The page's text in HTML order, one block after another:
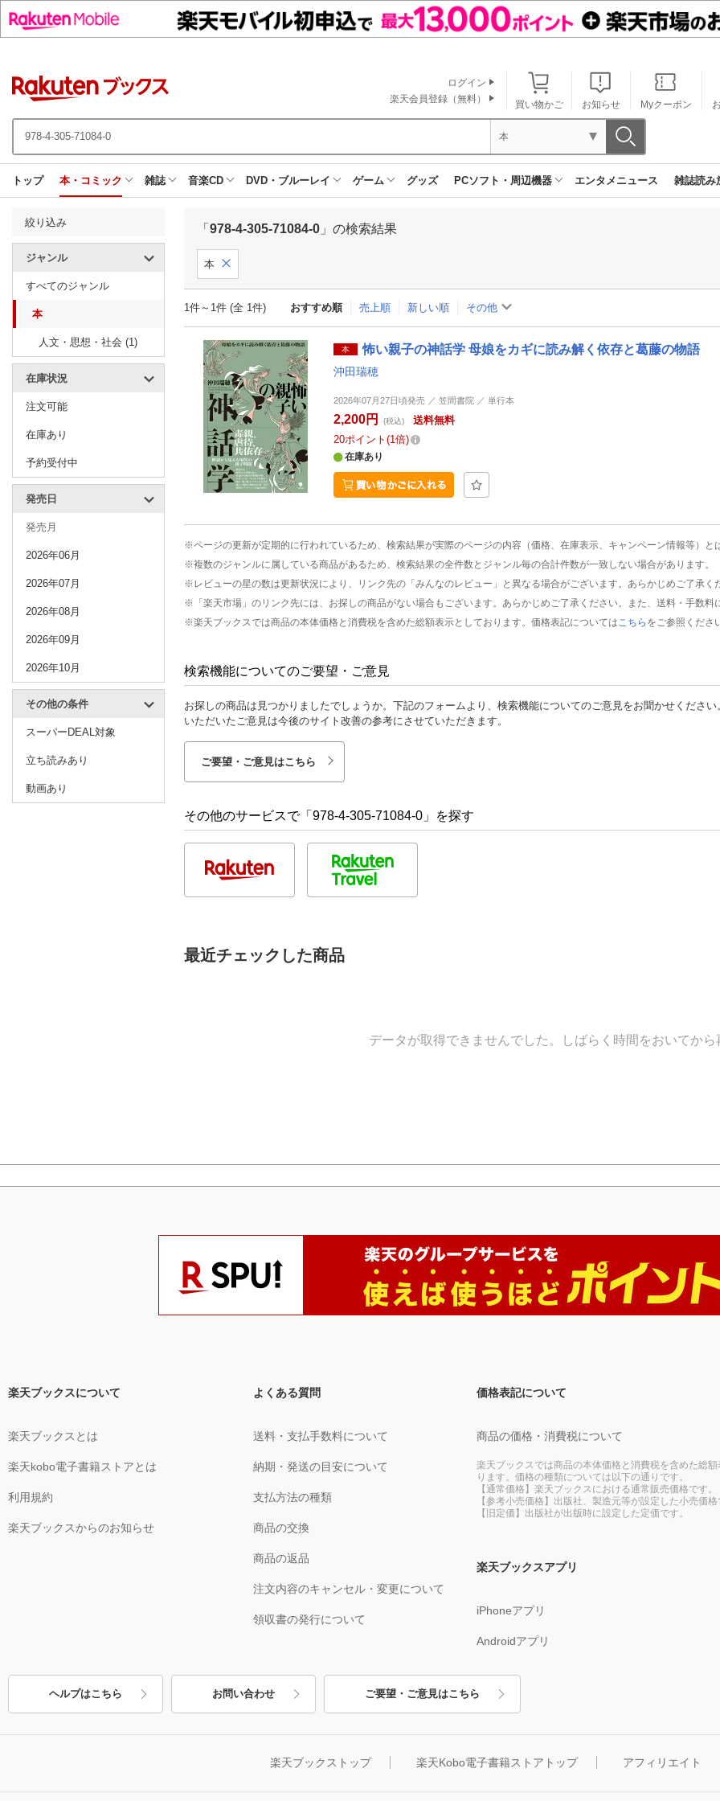
買い物かご お知らせ Myクーポン
ログイン
楽天会員登録（無料）
本
トップ 本・コミック 雑誌 音楽CD DVD・ブルーレイ ゲーム グッズ PCソフト・周辺機器 エンタメニュース 雑誌読み
絞り込み
ジャンル
すべてのジャンル
本
人文・思想・社会 (1)
在庫状況
注文可能
在庫あり
予約受付中
発売日
発売月
2026年06月
2026年07月
2026年08月
2026年09月
2026年10月
その他の条件
スーパーDEAL対象
立ち読みあり
動画あり
「 978-4-305-71084-0 」の検索結果
本
1件～1件 (全 1件) おすすめ順 売上順 新しい順 その他
本 怖い親子の神話学 母娘をカギに読み解く依存と葛藤の物語
沖田瑞穂
2026年07月27日頃発売 ／ 笠間書院 ／ 単行本
2,200円 (税込)
送料無料
20ポイント 1倍
在庫あり
※ページの更新が定期的に行われているため、検索結果が実際のページの内容（価格、在庫表示、キャンペーン情報等）と
※複数のジャンルに属している商品があるため、検索結果の全件数とジャンル毎の合計件数が一致しない場合があります。
※レビューの星の数は更新状況により、リンク先の「みんなのレビュー」と異なる場合がございます。あらかじめご了承く
※「楽天市場」のリンク先には、お探しの商品がない場合もございます。あらかじめご了承ください。また、送料・手数料
※楽天ブックスでは商品の本体価格と消費税を含めた総額表示としております。価格表記については こちら をご参照くださ
検索機能についてのご要望・ご意見
お探しの商品は見つかりましたでしょうか。下記のフォームより、検索機能についてのご意見をお聞かせください
いただいたご意見は今後のサイト改善の参考にさせていただきます。
ご要望・ご意見はこちら
その他のサービスで「978-4-305-71084-0」を探す
最近チェックした商品
データが取得できませんでした。しばらく時間をおいてから
楽天ブックスについて
楽天ブックスとは
楽天kobo電子書籍ストアとは
利用規約
楽天ブックスからのお知らせ
よくある質問
送料・支払手数料について
納期・発送の目安について
支払方法の種類
商品の交換
商品の返品
注文内容のキャンセル・変更について
領収書の発行について
価格表記について
商品の価格・消費税について
楽天ブックスでは商品の本体価格と消費税を含めた総額
ります。価格の種類については以下の通りです。
【通常価格】楽天ブックスにおける通常販売価格です。
【参考小売価格】出版社、製造元等が設定した小売価格
【旧定価】出版社が出版時に設定した定価です。
楽天ブックスアプリ
iPhoneアプリ
Androidアプリ
ヘルプはこちら お問い合わせ ご要望・ご意見はこちら
楽天ブックストップ 楽天Kobo電子書籍ストアトップ アフィリエイト